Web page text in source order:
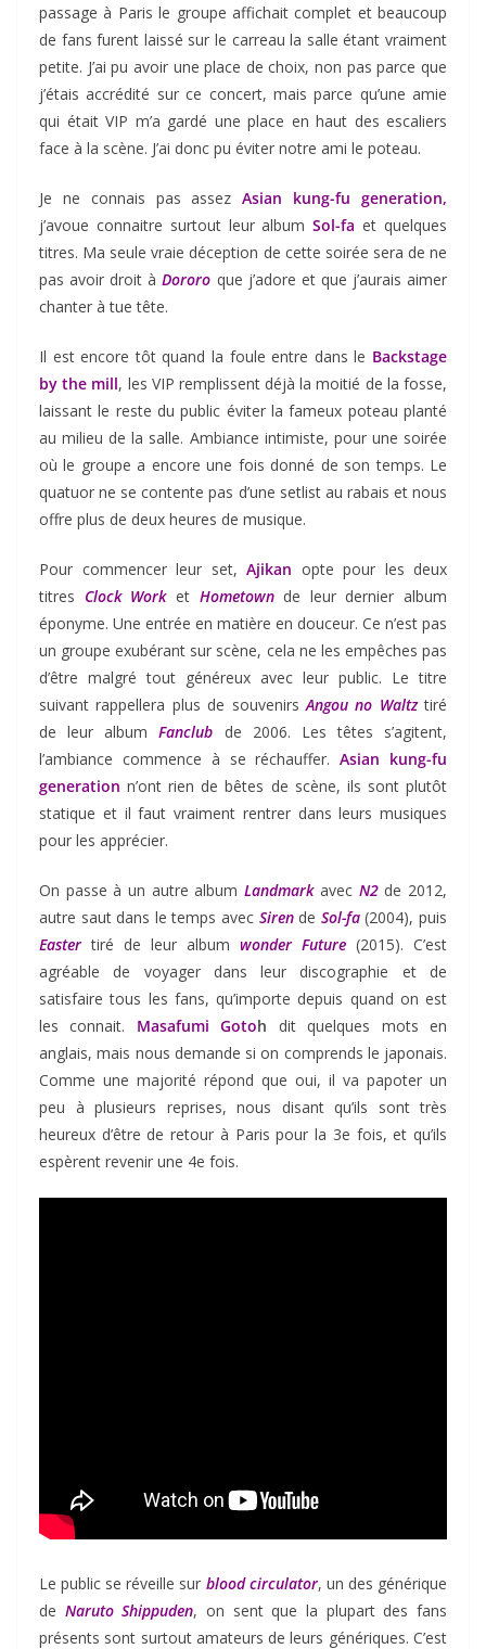
passage à Paris le groupe affichait complet et beaucoup
de fans furent laissé sur le carreau la salle étant vraiment
petite. J’ai pu avoir une place de choix, non pas parce que
j’étais accrédité sur ce concert, mais parce qu’une amie
qui était VIP m’a gardé une place en haut des escaliers
face à la scène. J’ai donc pu éviter notre ami le poteau.
Je ne connais pas assezAsian kung-fu generation,
j’avoue connaitre surtout leur album Sol-fa et quelques
titres. Ma seule vraie déception de cette soirée sera de ne
pas avoir droit àDororo que j’adore et que j’aurais aimer
chanter à tue tête.
Il est encore tôt quand la foule entre dans le Backstage
by the mill, les VIP remplissent déjà la moitié de la fosse,
laissant le reste du public éviter la fameux poteau planté
au milieu de la salle. Ambiance intimiste, pour une soirée
où le groupe a encore une fois donné de son temps. Le
quatuor ne se contente pas d’une setlist au rabais et nous
offre plus de deux heures de musique.
Pour commencer leur set, Ajikan opte pour les deux
titres Clock Work et Hometown de leur dernier album
éponyme. Une entrée en matière en douceur. Ce n’est pas
un groupe exubérant sur scène, cela ne les empêches pas
d’être malgré tout généreux avec leur public. Le titre
suivant rappellera plus de souvenirsAngou no Waltztiré
de leur album Fanclub de 2006. Les têtes s’agitent,
l’ambiance commence à se réchauffer.Asian kung-fu
generation n’ont rien de bêtes de scène, ils sont plutôt
statique et il faut vraiment rentrer dans leurs musiques
pour les apprécier.
On passe à un autre albumLandmark avecN2de 2012,
autre saut dans le temps avec Siren de Sol-fa (2004), puis
Easter tiré de leur album wonder Future (2015). C’est
agréable de voyager dans leur discographie et de
satisfaire tous les fans, qu’importe depuis quand on est
les connait. Masafumi Gotoh dit quelques mots en
anglais, mais nous demande si on comprends le japonais.
Comme une majorité répond que oui, il va papoter un
peu à plusieurs reprises, nous disant qu’ils sont très
heureux d’être de retour à Paris pour la 3e fois, et qu’ils
espèrent revenir une 4e fois.
Le public se réveille sur blood circulator, un des générique
de Naruto Shippuden, on sent que la plupart des fans
présents sont surtout amateurs de leurs génériques. C’est